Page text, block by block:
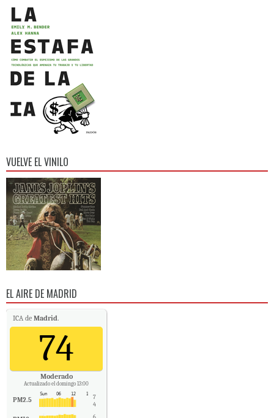
VUELVE EL VINILO
EL AIRE DE MADRID
ICA de Madrid.
74
Moderado
Actualizado el domingo 13:00
PM2.5
7
4